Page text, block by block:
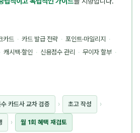
카드 · 카드 발급 전략 · 포인트·마일리지 ·
캐시백·할인 · 신용점수 관리 · 무이자 할부 ·
카드사 교차 검증 › 초고 작성 ›
› 월 1회 혜택 재검토